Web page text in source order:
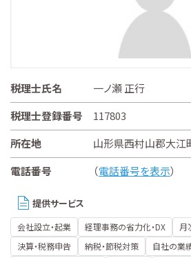
税理士氏名
一ノ瀬 正行
税理士登録番号
117803
所在地
山形県西村山郡大江
電話番号
（電話番号を表示）
提供サービス
会社設立・起業 経理事務の省力化・DX 月
決算・税務申告
納税・節税対策 自社の業